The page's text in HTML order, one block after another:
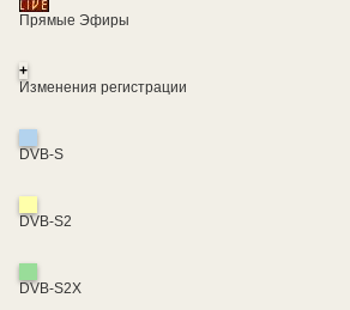
Прямые Эфиры
+
Изменения регистрации
DVB-S
DVB-S2
DVB-S2X